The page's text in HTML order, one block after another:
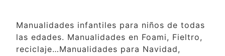
Manualidades infantiles para niños de todas
las edades. Manualidades en Foami, Fieltro,
reciclaje…Manualidades para Navidad,